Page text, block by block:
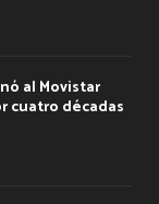
al Movistar
cuatro décadas